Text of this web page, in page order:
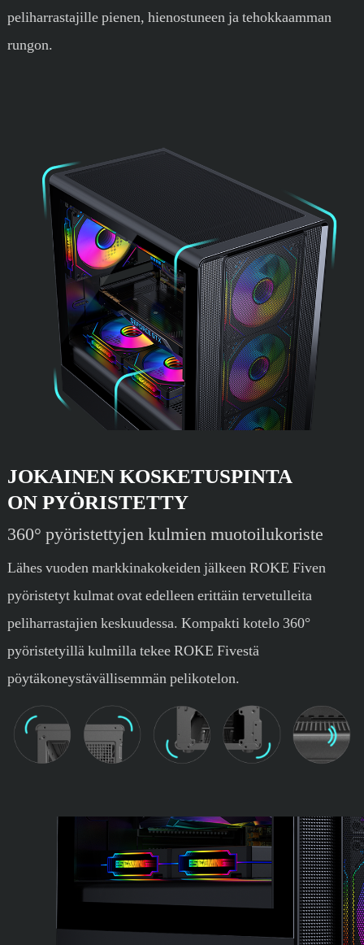
peliharrastajille pienen, hienostuneen ja tehokkaamman
rungon.
JOKAINEN KOSKETUSPINTA
ON PYÖRISTETTY
360° pyöristettyjen kulmien muotoilukoriste
Lähes vuoden markkinakokeiden jälkeen ROKE Fiven
pyöristetyt kulmat ovat edelleen erittäin tervetulleita
peliharrastajien keskuudessa. Kompakti kotelo 360°
pyöristetyillä kulmilla tekee ROKE Fivestä
pöytäkoneystävällisemmän pelikotelon.